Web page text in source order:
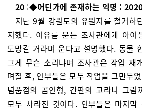
20 :◆어딘가에 존재하는 익명 :
지난 9월 강원도의 유원지를 철거하
지했다. 이유를 묻는 조사관에게 아이
도망갈 거라며 운다고 설명했다. 동물
그게 무슨 소리냐며 조사관은 작업 재
며칠 후, 인부들은 모두 작업을 그만두
념품점의 곰인형, 간판의 고라니 그림
모두 사라진 것이다. 인부들은 마지막